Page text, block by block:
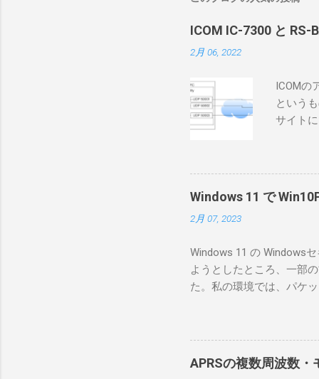
ICOM IC-7300 と RS-
2月 06, 2022
ICOMの
という
サイト
ろうと
で、ハ
RS-
が持っ
が少な
にある
を行う
私の理
ている
る。
Windows 11 で
2月 07, 2023
Windows 11 の Windows
ようとしたところ、一部
た。私の環境では、パケ
ンストールできなかった
ては pnputil というコマン
す。 Windows terminal
なファイルに、現在イン
APRSの複数周波数・